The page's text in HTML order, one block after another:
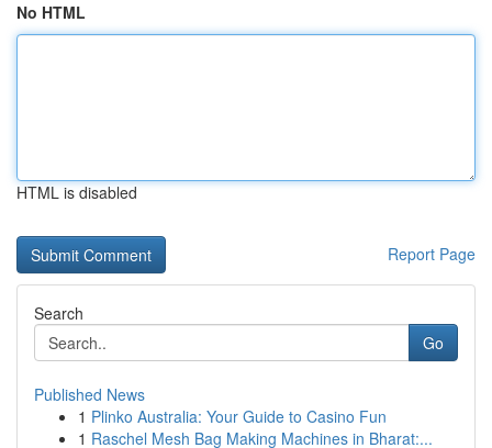
No HTML
HTML is disabled
Report Page
Search
Go
Published News
1 Plinko Australia: Your Guide to Casino Fun
1 Raschel Mesh Bag Making Machines in Bharat:...